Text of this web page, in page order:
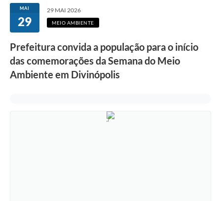
MAI
29
29 MAI 2026
MEIO AMBIENTE
Prefeitura convida a população para o início
das comemorações da Semana do Meio
Ambiente em Divinópolis